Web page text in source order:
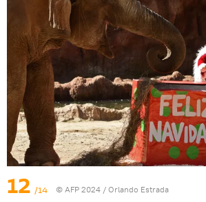
12 /14 © AFP 2024 / Orlando Estrada